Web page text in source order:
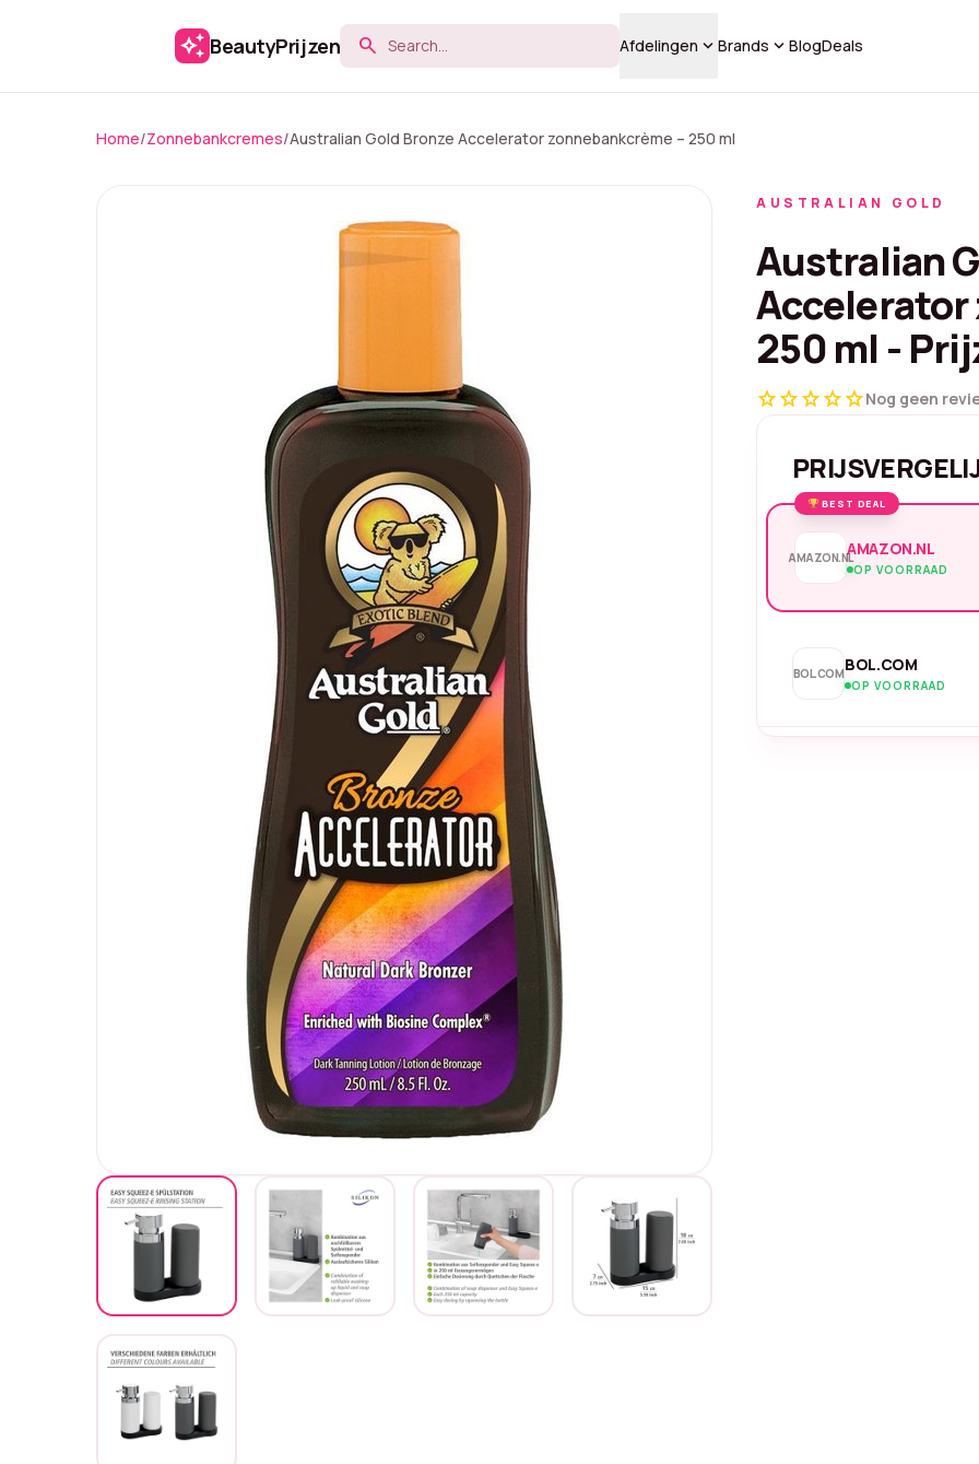
auto_awesome BeautyPrijzen search Afdelingen keyboard_arrow_downBrands keyboard_arrow_downBlogDeals
Home/Zonnebankcremes/Australian Gold Bronze Accelerator zonnebankcrème – 250 ml
AUSTRALIAN GOLD
Australian
Accelerator
250 ml -
starstarstarstarstarNog geen
BEST DEAL
AMAZON.NLAMAZON.NL
OP VOORRAAD
BOL.COMBOL.COM
OP VOORRAAD